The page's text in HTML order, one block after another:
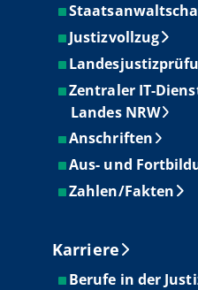
Justizvollzug
Zentraler IT-
Landes NRW
Anschriften
Aus- und
Zahlen/Fakten
Karriere
Berufe in der